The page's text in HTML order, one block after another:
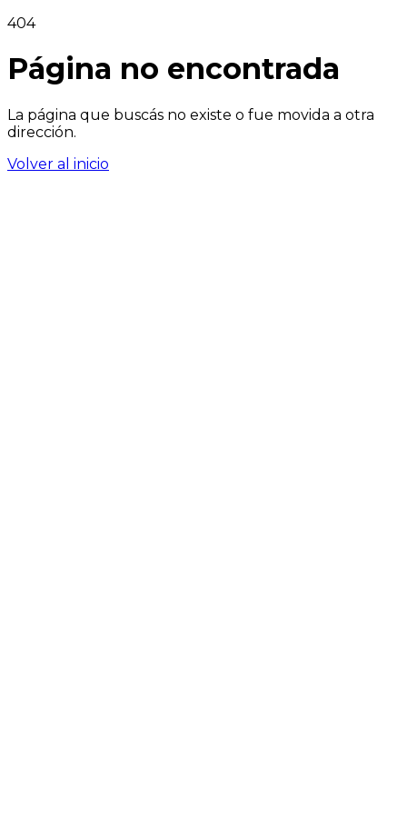
404
Página no encontrada
La página que buscás no existe o fue movida a otra
dirección.
Volver al inicio